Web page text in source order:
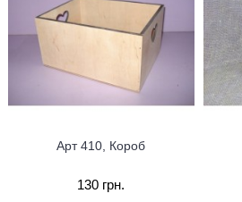
Арт 410, Короб
130 грн.